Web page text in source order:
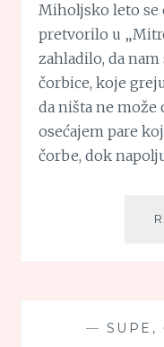
Miholjsko leto se
pretvorilo u
zahladilo, da
čorbice, koje
da ništa ne može
osećajem pare
čorbe, dok
— SUPE,